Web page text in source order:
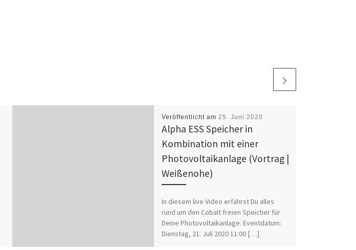
Veröffentlicht am 25. Juni 2020
Alpha ESS Speicher in
Kombination mit einer
Photovoltaikanlage (Vortrag |
Weißenohe)
In diesem live Video erfährst Du alles
rund um den Cobalt freien Speicher für
Deine Photovoltaikanlage. Eventdatum:
Dienstag, 21. Juli 2020 11:00 […]